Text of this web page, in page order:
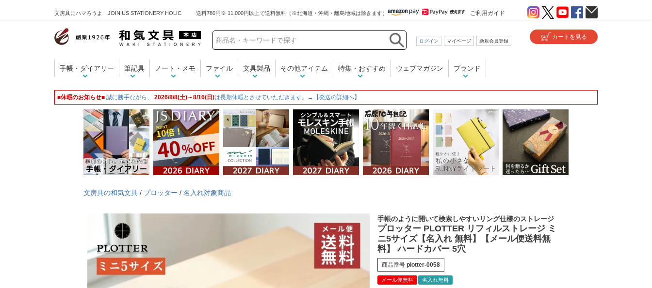
文房具にハマろうよ JOIN US STATIONERY HOLIC ご利用ガイド
和気文具
ログイン マイページ 新規会員登録
手帳・ダイアリー 筆記具 ノート・メモ ファイル 文具製品 その他アイテム 特集・おすすめ ウェブマガジン ブランド
■休暇のお知らせ■ 誠に勝手ながら、 2026/8/8(土)～8/16(日)は長期休暇とさせていただきます。→【発送の詳細へ】
文房具の和気文具 / プロッター / 名入れ対象商品
手帳のように開いて検索しやすいリング仕様のストレージ
プロッター PLOTTER リフィルストレージ ミ
ニ5サイズ【名入れ 無料】【メール便送料無
料】 ハードカバー 5穴
商品番号 plotter-0058
メール便無料 名入れ無料